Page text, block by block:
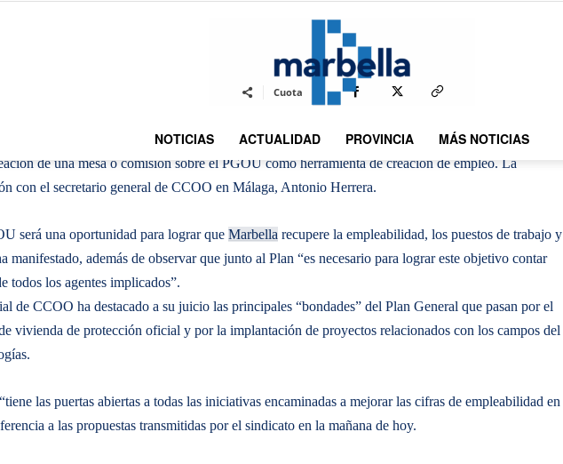
DMarbella
NOTICIAS ACTUALIDAD PROVINCIA MÁS NOTICIAS
Cuota
de una mesa o comisión sobre el PGOU como herramienta de creación de empleo. La
con el secretario general de CCOO en Málaga, Antonio Herrera.
será una oportunidad para lograr que Marbella recupere la empleabilidad, los puestos de trabajo y
manifestado, además de observar que junto al Plan “es necesario para lograr este objetivo contar
todos los agentes implicados”.
de CCOO ha destacado a su juicio las principales “bondades” del Plan General que pasan por el
vivienda de protección oficial y por la implantación de proyectos relacionados con los campos del
las puertas abiertas a todas las iniciativas encaminadas a mejorar las cifras de empleabilidad en
a las propuestas transmitidas por el sindicato en la mañana de hoy.